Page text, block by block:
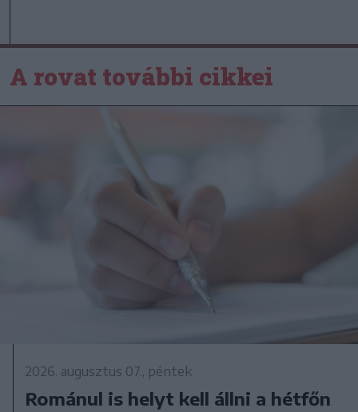
A rovat további cikkei
2026. augusztus 07., péntek
Románul is helyt kell állni a hétfőn